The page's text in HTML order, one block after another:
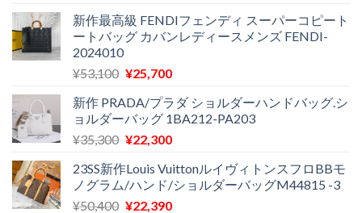
価
格
は
¥17,900
し
た。
の
価
は
で
す。
新作最高級 FENDIフェンディ スーパーコピート
ートバッグ カバンレディースメンズ FENDI-
2024010
¥53,100 元
価
格
は
で
し
た。
¥25,700現
の
価
格
¥25,700
で
す。
新作 PRADA/プラダ ショルダーハンドバッグ.シ
ョルダーバッグ 1BA212-PA203
¥35,300 元
価
格
は
¥22,300現
の
価
格
23SS新作Louis VuittonルイヴィトンスフロBBモ
ノグラム/ハンド/ショルダーバッグM44815 -3
¥50,400 元
¥22,390現